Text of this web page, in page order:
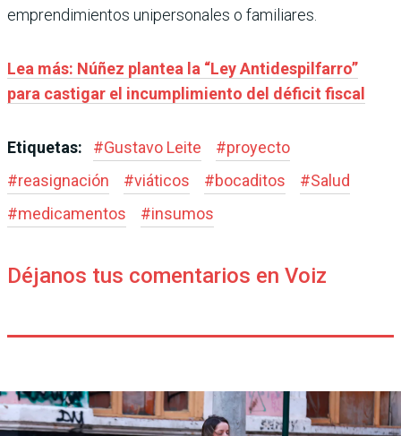
emprendimientos unipersonales o familiares.
Lea más: Núñez plantea la “Ley Antidespilfarro”
para castigar el incumplimiento del déficit fiscal
Etiquetas: #Gustavo Leite #proyecto
#reasignación #viáticos #bocaditos #Salud
#medicamentos #insumos
Déjanos tus comentarios en Voiz